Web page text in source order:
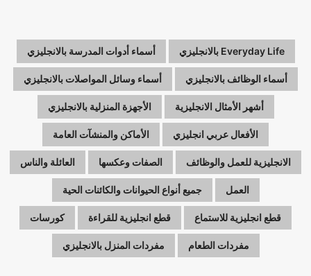
Everyday Life بالانجليزي أسماء أدوات المدرسة بالانجليزي
أسماء الوظائف بالانجليزي أسماء وسائل المواصلات بالانجليزي
أشهر الأمثال الانجليزية الأجهزة المنزلية بالانجليزي
الأفعال عربي انجليزي الأماكن والمنشآت العامة
الانجليزية للعمل والوظائف الصفات وعكسها العائلة والناس
العمل جميع أنواع الحيوانات والكائنات الحية
قطع انجليزية للاستماع قطع انجليزية للقراءة كورسات
مفردات الطعام مفردات المنزل بالانجليزي